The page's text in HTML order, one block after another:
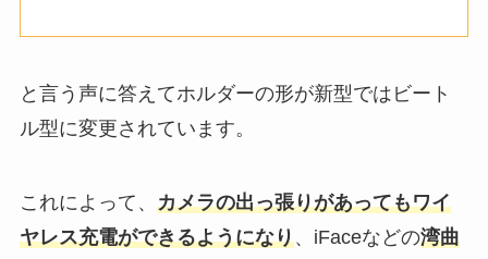
と言う声に答えてホルダーの形が新型ではビート
ル型に変更されています。
これによって、 カメラの出っ張りがあってもワイ
ヤレス充電ができるようになり、iFaceなどの湾曲